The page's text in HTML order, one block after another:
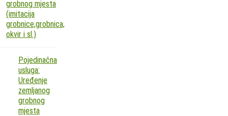
grobnog mjesta
(imitacija
grobnice,grobnica,
okvir i sl.)
Pojedinačna
usluga:
Uređenje
zemljanog
grobnog
mjesta